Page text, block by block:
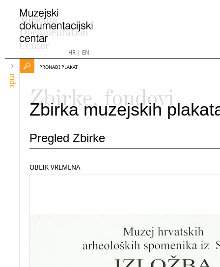
HR| EN
mdc
PRONAĐI PLAKAT
Zbirke, fondovi
Zbirka muzejskih
Pregled Zbirke
OBLIK VREMENA